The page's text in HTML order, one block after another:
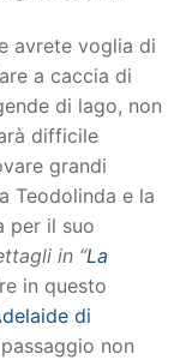
avrete voglia di
a caccia di
di lago, non
difficile
grandi
Teodolinda e la
per il suo
in “La
in questo
di
non